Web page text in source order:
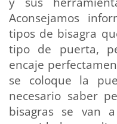
Aconsejamos
tipos de bisagra
tipo de puerta,
encaje
se coloque la
necesario saber
bisagras se van